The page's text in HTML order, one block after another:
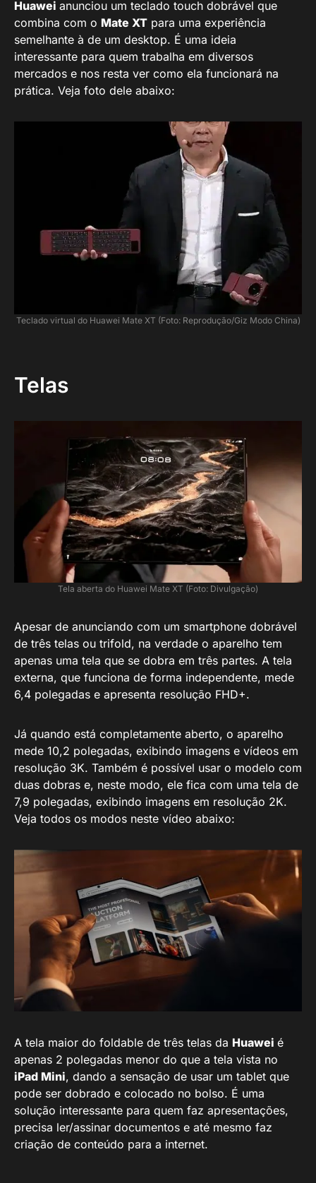
Huawei anunciou um teclado touch dobrável que
combina com o Mate XT para uma experiência
semelhante à de um desktop. É uma ideia
interessante para quem trabalha em diversos
mercados e nos resta ver como ela funcionará na
prática. Veja foto dele abaixo:
Teclado virtual do Huawei Mate XT (Foto: Reprodução/Giz Modo China)
Telas
Tela aberta do Huawei Mate XT (Foto: Divulgação)
Apesar de anunciando com um smartphone dobrável
de três telas ou trifold, na verdade o aparelho tem
apenas uma tela que se dobra em três partes. A tela
externa, que funciona de forma independente, mede
6,4 polegadas e apresenta resolução FHD+.
Já quando está completamente aberto, o aparelho
mede 10,2 polegadas, exibindo imagens e vídeos em
resolução 3K. Também é possível usar o modelo com
duas dobras e, neste modo, ele fica com uma tela de
7,9 polegadas, exibindo imagens em resolução 2K.
Veja todos os modos neste vídeo abaixo:
A tela maior do foldable de três telas da Huawei é
apenas 2 polegadas menor do que a tela vista no
iPad Mini, dando a sensação de usar um tablet que
pode ser dobrado e colocado no bolso. É uma
solução interessante para quem faz apresentações,
precisa ler/assinar documentos e até mesmo faz
criação de conteúdo para a internet.